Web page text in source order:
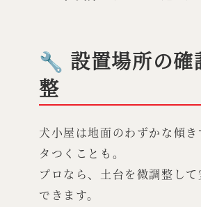
🔧 設置場所の確
整
犬小屋は地面のわずかな傾
タつくことも。
プロなら、土台を微調整し
できます。